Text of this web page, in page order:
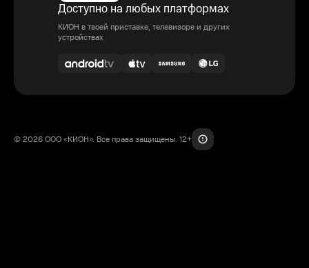
Доступно на любых платформах
КИОН в твоей приставке, телевизоре и других
устройствах
© 2026 ООО «КИОН». Все права защищены. 12+